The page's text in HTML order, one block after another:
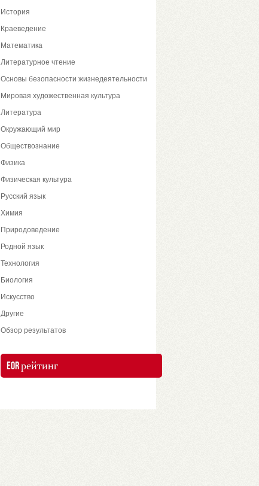
История
Краеведение
Математика
Литературное чтение
Основы безопасности жизнедеятельности
Мировая художественная культура
Литература
Окружающий мир
Обществознание
Физика
Физическая культура
Русский язык
Химия
Природоведение
Родной язык
Технология
Биология
Искусство
Другие
Обзор результатов
EOR рейтинг